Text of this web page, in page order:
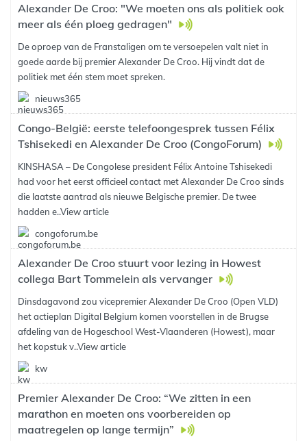
Alexander De Croo: "We moeten ons als politiek ook
meer als één ploeg gedragen"
De oproep van de Franstaligen om te versoepelen valt niet in
goede aarde bij premier Alexander De Croo. Hij vindt dat de
politiek met één stem moet spreken.
nieuws365
Congo-België: eerste telefoongesprek tussen Félix
Tshisekedi en Alexander De Croo (CongoForum)
KINSHASA – De Congolese president Félix Antoine Tshisekedi
had voor het eerst officieel contact met Alexander De Croo sinds
die laatste aantrad als nieuwe Belgische premier. De twee
hadden e..View article
congoforum.be
Alexander De Croo stuurt voor lezing in Howest
collega Bart Tommelein als vervanger
Dinsdagavond zou vicepremier Alexander De Croo (Open VLD)
het actieplan Digital Belgium komen voorstellen in de Brugse
afdeling van de Hogeschool West-Vlaanderen (Howest), maar
het kopstuk v..View article
kw
Premier Alexander De Croo: “We zitten in een
marathon en moeten ons voorbereiden op
maatregelen op lange termijn”